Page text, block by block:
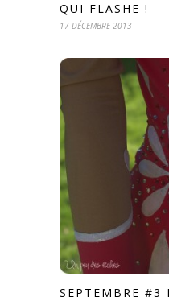
QUI FLASHE !
17 DÉCEMBRE 2013
SEPTEMBRE #3